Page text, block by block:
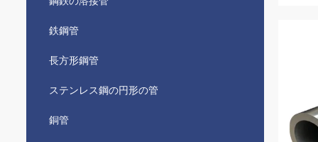
鉄鋼管
長方形鋼管
ステンレス鋼の円形の管
銅管